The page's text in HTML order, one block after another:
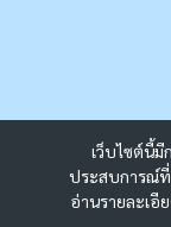
เว็บไซต์นี้มี
ประสบการณ์ที่
อ่านรายละเอี